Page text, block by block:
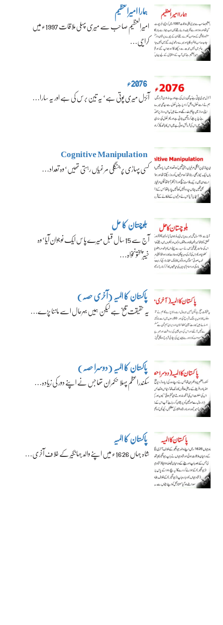
ہمارا امیرالعظیم
امیرالعظیم صاحب سے میری پہلی ملاقات 1997ء میں
کراچی…
2076ء
آئزل میری پوتی ہے‘ یہ تین برس کی ہے اور یہ سارا…
Cognitive Manipulation
کسی پہاڑی پر جنگلی مرغیاں رہتی تھیں‘ وہ تعداد…
بلوچستان کا حل
آج سے 15 سال قبل میرے پاس ایک نوجوان آیا‘ وہ
خیبرپختونخواہ…
پاکستان کا المیہ (آخری حصہ)
یہ حقیقت تلخ ہے لیکن ہمیں بہرحال اسے ماننا پڑے…
پاکستان کا المیہ (دوسرا حصہ)
سکندراعظم پہلا حکمران تھا جس نے اپنے دور کی زیادہ…
پاکستان کا المیہ
شاہ جہاں 1626ء میں اپنے والد جہانگیر کے خلاف آخری…